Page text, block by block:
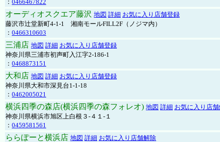
： 0466467822
オーディオスクエア藤沢 地図 詳細 お気に入り店舗登録
藤沢市辻堂新町4-1-1 湘南モールFILL2F（ノジマ内）
： 0466310603
三浦店 地図 詳細 お気に入り店舗登録
神奈川県三浦市初声町入江字2-186-1
： 0468873151
大和店 地図 詳細 お気に入り店舗登録
神奈川県大和市深見台1-1-18
： 0462005021
横浜四季の森店(横浜四季の森フォレオ) 地図 詳細 お気に入り店
神奈川県横浜市旭区上白根３-４１-１
： 0459581561
ららぽーと横浜店 地図 詳細 お気に入り店舗解除